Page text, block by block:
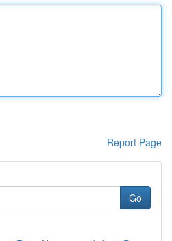
Report Page
Go